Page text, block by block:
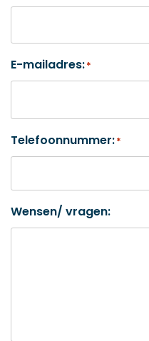
E-mailadres:*
Telefoonnummer:*
Wensen/ vragen: